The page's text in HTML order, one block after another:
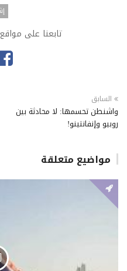
تابعنا على
السابق
واشنطن تحسمها: لا محادثة بين
روبيو وإنفانتينو!
مواضيع متعلقة